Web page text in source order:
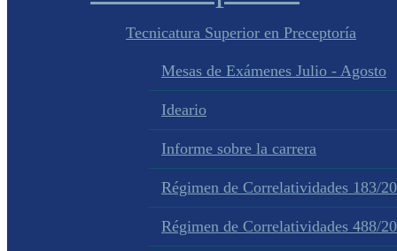
Tecnicatura Superior en Preceptoría
Mesas de Exámenes Julio - Agosto
Ideario
Informe sobre la carrera
Régimen de Correlatividades 183/
Régimen de Correlatividades 488/